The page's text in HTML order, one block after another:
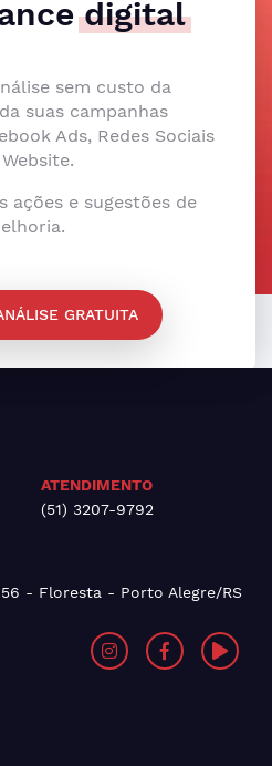
digital
sem custo da
suas campanhas
Ads, Redes Sociais
ações e sugestões de
GRATUITA
ATENDIMENTO
(51) 3207-9792
- Floresta - Porto Alegre/RS